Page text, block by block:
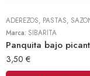
Marca: SIBARITA
3,50 €